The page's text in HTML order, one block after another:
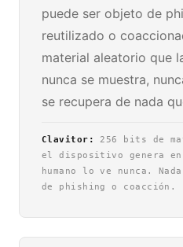
puede ser objeto de
reutilizado o
material aleatorio que
nunca se muestra,
se recupera de nada
Clavitor:
256 bits de
el dispositivo genera
humano lo ve nunca.
de phishing o coacción.